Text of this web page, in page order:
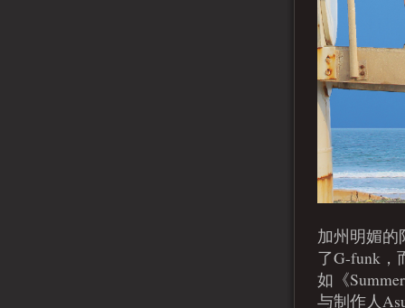
加州明媚的
了G-funk，
如《
与制作人